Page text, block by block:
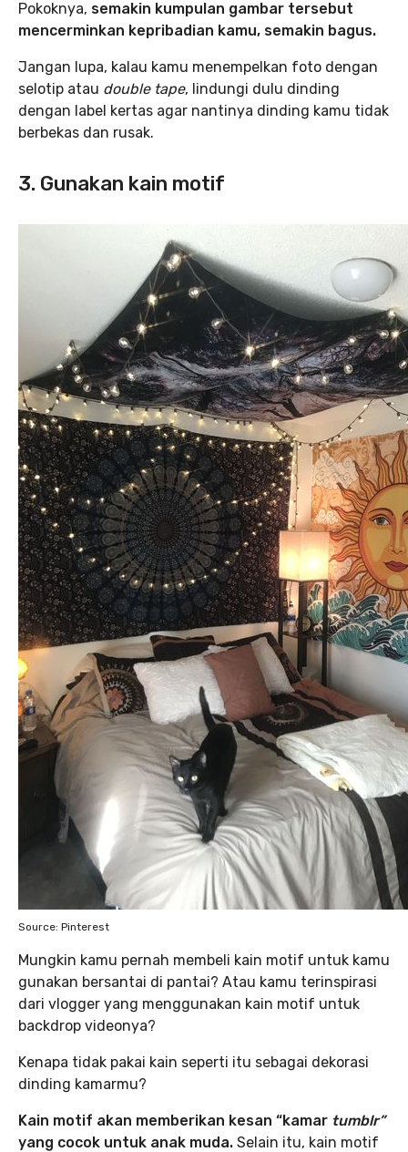
Pokoknya, semakin kumpulan gambar tersebut
mencerminkan kepribadian kamu, semakin bagus.
Jangan lupa, kalau kamu menempelkan foto dengan
selotip atau double tape, lindungi dulu dinding
dengan label kertas agar nantinya dinding kamu tidak
berbekas dan rusak.
3. Gunakan kain motif
Source: Pinterest
Mungkin kamu pernah membeli kain motif untuk kamu
gunakan bersantai di pantai? Atau kamu terinspirasi
dari vlogger yang menggunakan kain motif untuk
backdrop videonya?
Kenapa tidak pakai kain seperti itu sebagai dekorasi
dinding kamarmu?
Kain motif akan memberikan kesan “kamar tumblr”
yang cocok untuk anak muda. Selain itu, kain motif